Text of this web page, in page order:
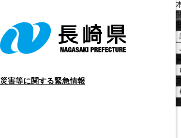
災害等に関する緊急情報